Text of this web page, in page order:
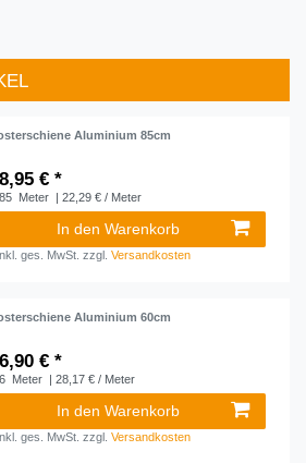
Aluminium 85cm
€ *
Meter | 22,29 € / Meter
In den Warenkorb
ges. MwSt. zzgl.Versandkosten
Aluminium 60cm
€ *
Meter | 28,17 € / Meter
In den Warenkorb
ges. MwSt. zzgl.Versandkosten